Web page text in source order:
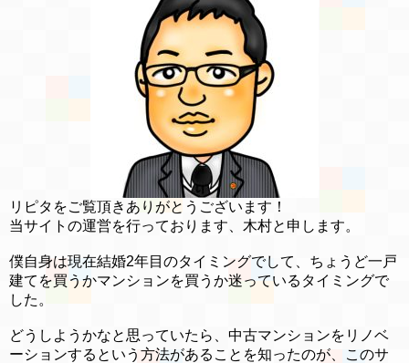
リピタをご覧頂きありがとうございます！
当サイトの運営を行っております、木村と申します。
僕自身は現在結婚2年目のタイミングでして、ちょうど一戸
建てを買うかマンションを買うか迷っているタイミングで
した。
どうしようかなと思っていたら、中古マンションをリノベ
ーションするという方法があることを知ったのが、このサ